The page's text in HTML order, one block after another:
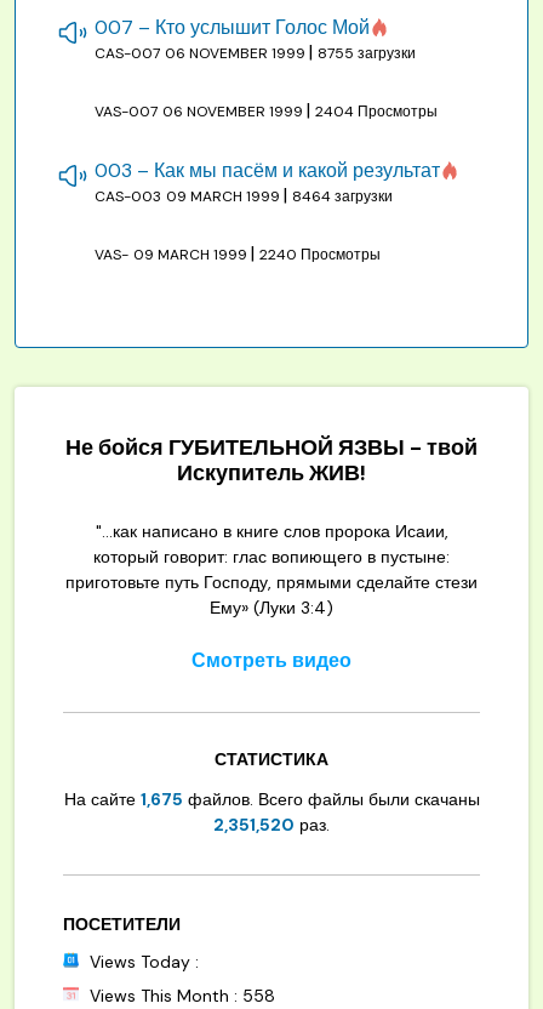
007 – Кто услышит Голос Мой
CAS-007 06 NOVEMBER 1999 | 8755 загрузки
VAS-007 06 NOVEMBER 1999 | 2404 Просмотры
003 – Как мы пасём и какой результат
CAS-003 09 MARCH 1999 | 8464 загрузки
VAS- 09 MARCH 1999 | 2240 Просмотры
Не бойся ГУБИТЕЛЬНОЙ ЯЗВЫ - твой
Искупитель ЖИВ!
"...как написано в книге слов пророка Исаии,
который говорит: глас вопиющего в пустыне:
приготовьте путь Господу, прямыми сделайте стези
Ему» (Луки 3:4)
Смотреть видео
СТАТИСТИКА
На сайте 1,675 файлов. Всего файлы были скачаны
2,351,520 раз.
ПОСЕТИТЕЛИ
Views Today :
Views This Month : 558